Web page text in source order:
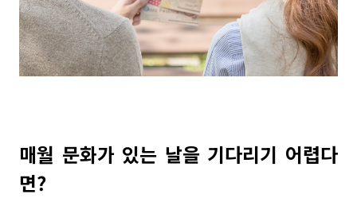
매월 문화가 있는 날을 기다리기 어렵다
면?